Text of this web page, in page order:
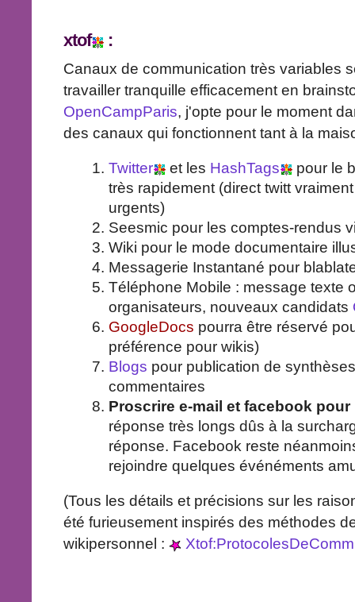
xtof :
Canaux de communication très variables
travailler tranquille efficacement en
OpenCampParis, j'opte pour le moment
des canaux qui fonctionnent tant à la
Twitter et les HashTags
pour le
très rapidement (direct twitt
urgents)
Seesmic pour les comptes-rendus
Wiki pour le mode documentaire
Messagerie Instantané pour
Téléphone Mobile : message texte
organisateurs, nouveaux candidats
GoogleDocs pourra être réservé
préférence pour wikis)
Blogs pour publication de
commentaires
Proscrire e-mail et facebook pour
réponse très longs dûs à la
réponse. Facebook reste
rejoindre quelques événéments
(Tous les détails et précisions sur les
été furieusement inspirés des méthodes
wikipersonnel :